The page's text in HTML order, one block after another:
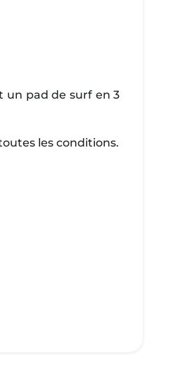
un pad de surf en 3
les conditions.